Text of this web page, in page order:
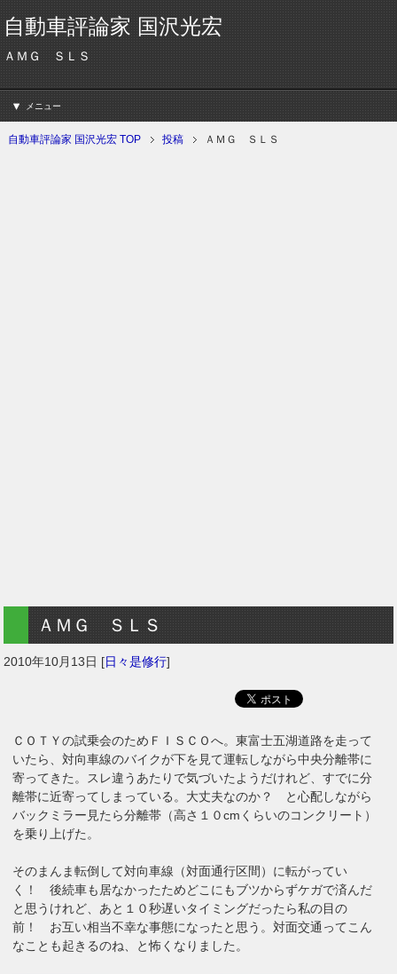
自動車評論家 国沢光宏
ＡＭＧ ＳＬＳ
メニュー
自動車評論家 国沢光宏 TOP 投稿 ＡＭＧ ＳＬＳ
ＡＭＧ ＳＬＳ
2010年10月13日 [日々是修行]
ＣＯＴＹの試乗会のためＦＩＳＣＯへ。東富士五湖道路を走って
いたら、対向車線のバイクが下を見て運転しながら中央分離帯に
寄ってきた。スレ違うあたりで気づいたようだけれど、すでに分
離帯に近寄ってしまっている。大丈夫なのか？ と心配しながら
バックミラー見たら分離帯（高さ１０cmくらいのコンクリート）
を乗り上げた。
そのまんま転倒して対向車線（対面通行区間）に転がってい
く！ 後続車も居なかったためどこにもブツからずケガで済んだ
と思うけれど、あと１０秒遅いタイミングだったら私の目の
前！ お互い相当不幸な事態になったと思う。対面交通ってこん
なことも起きるのね、と怖くなりました。